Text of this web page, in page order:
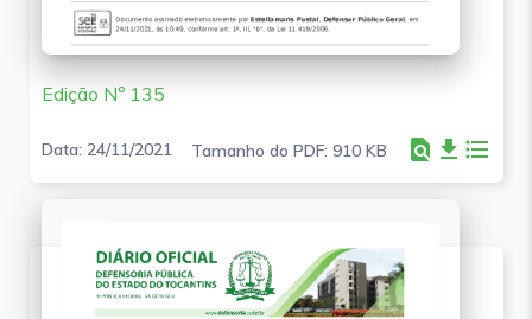
Edição Nº 135
Data: 24/11/2021 Tamanho do PDF: 910 KB find_in_page file_download format_list_bulleted